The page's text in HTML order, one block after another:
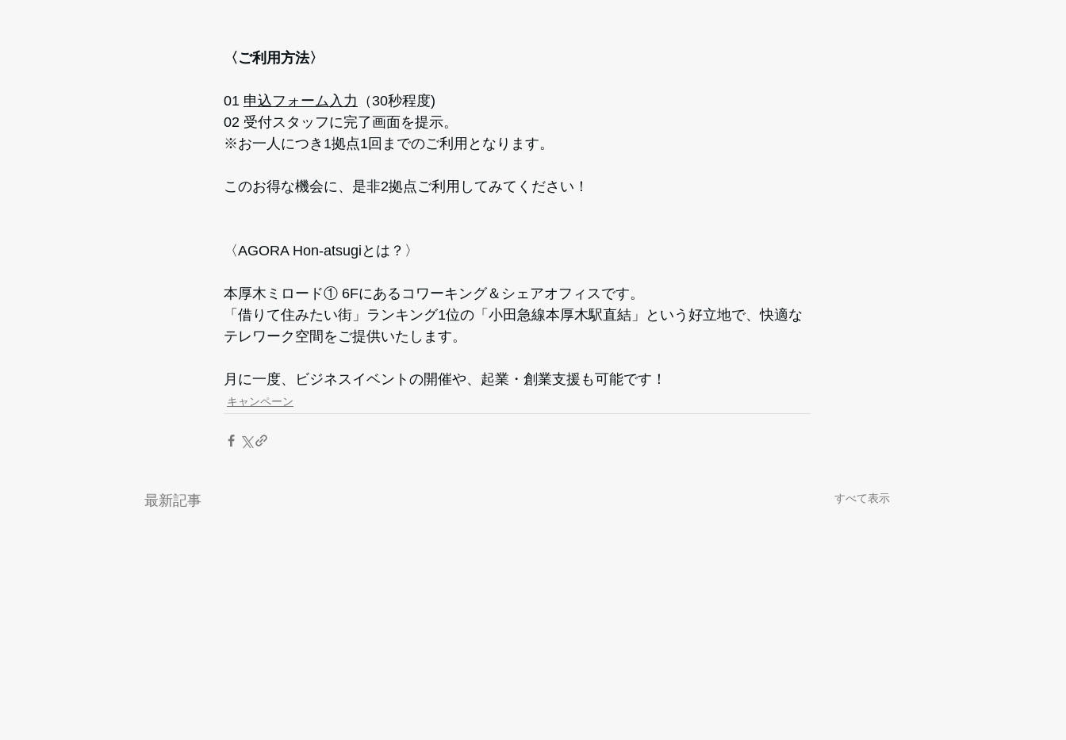
〈ご利用方法〉
01 申込フォーム入力 （30秒程度)
02 受付スタッフに完了画面を提示。
※お一人につき1拠点1回までのご利用となります。
このお得な機会に、是非2拠点ご利用してみてください！
〈AGORA Hon-atsugiとは？〉
本厚木ミロード① 6Fにあるコワーキング＆シェアオフィスです。
「借りて住みたい街」ランキング1位の「小田急線本厚木駅直結」という好立地で、快適な
テレワーク空間をご提供いたします。
月に一度、ビジネスイベントの開催や、起業・創業支援も可能です！
キャンペーン
最新記事 すべて表示